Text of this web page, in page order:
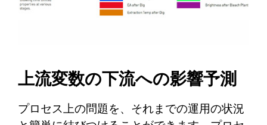
上流変数の下流への影響予測
プロセス上の問題を、それまでの運用の状況